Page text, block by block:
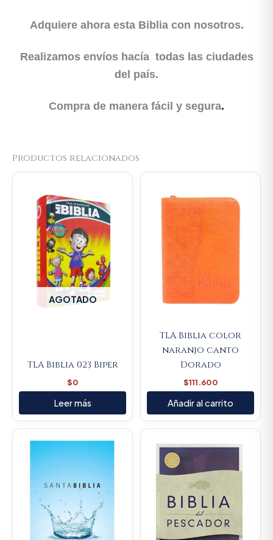
Adquiere ahora esta Biblia con nosotros.
Realizamos envíos hacía todas las ciudades
del país.
Compra de manera fácil y segura.
Productos relacionados
AGOTADO
TLA Biblia 023 Biper
$0
Leer más
TLA Biblia color
naranjo canto
Dorado
$111.600
Añadir al carrito